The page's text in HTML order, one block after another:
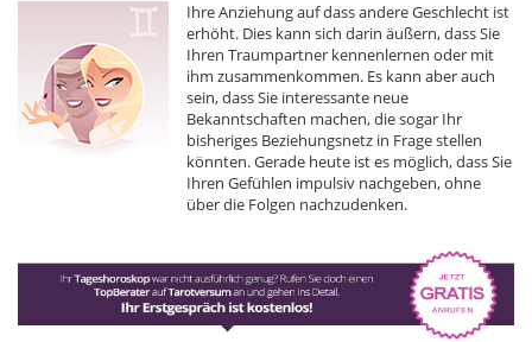
Ihre Anziehung auf dass andere Geschlecht ist
erhöht. Dies kann sich darin äußern, dass Sie
Ihren Traumpartner kennenlernen oder mit
ihm zusammenkommen. Es kann aber auch
sein, dass Sie interessante neue
Bekanntschaften machen, die sogar Ihr
bisheriges Beziehungsnetz in Frage stellen
könnten. Gerade heute ist es möglich, dass Sie
Ihren Gefühlen impulsiv nachgeben, ohne
über die Folgen nachzudenken.